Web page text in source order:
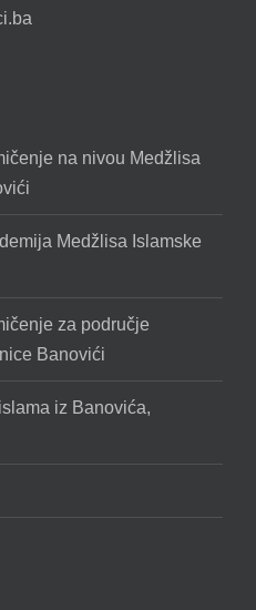
na nivou Medžlisa
Medžlisa Islamske
za područje
Banovići
iz Banovića,